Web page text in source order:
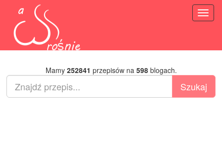
Mamy 252841 przepisów na 598blogach.